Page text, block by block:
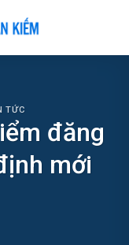
TỨC
đăng
mới